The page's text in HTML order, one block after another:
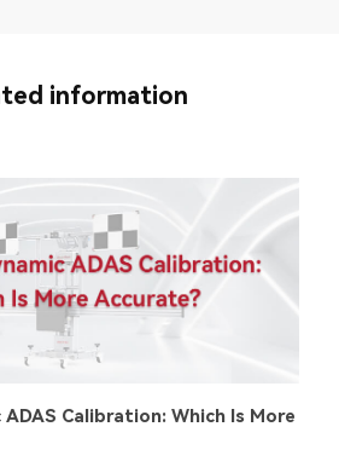
information
Calibration: Which Is More